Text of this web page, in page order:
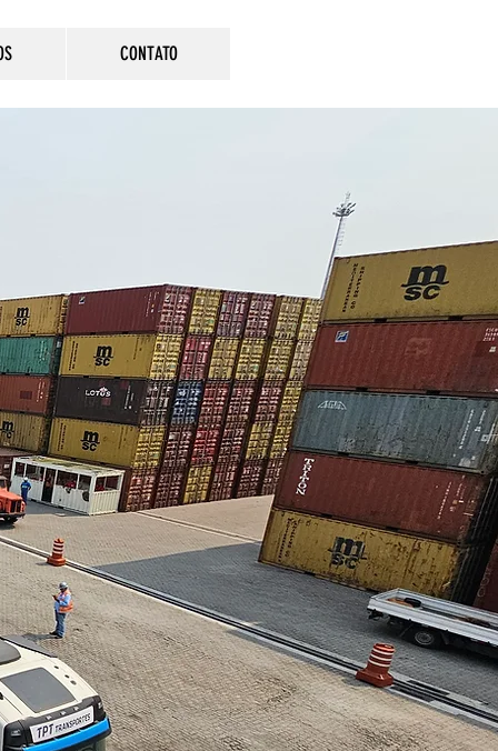
CONTATO
e
nas relações
excelência,
eficiência em
de nossos
próximo e ao
social.